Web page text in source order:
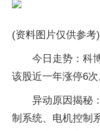
(资料图片仅供参考)
今日走势：科
该股近一年涨停6次
异动原因揭秘
制系统、电机控制